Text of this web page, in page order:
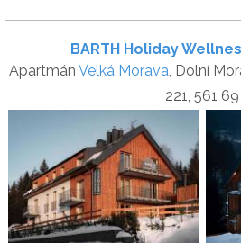
BARTH Holiday
Apartmán Velká Morava, Dolní
221, 561 69